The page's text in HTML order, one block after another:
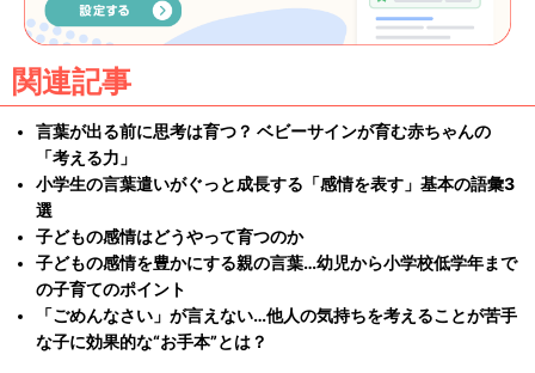
関連記事
言葉が出る前に思考は育つ？ ベビーサインが育む赤ちゃんの
「考える力」
小学生の言葉遣いがぐっと成長する「感情を表す」基本の語彙3
選
子どもの感情はどうやって育つのか
子どもの感情を豊かにする親の言葉…幼児から小学校低学年まで
の子育てのポイント
「ごめんなさい」が言えない…他人の気持ちを考えることが苦手
な子に効果的な“お手本”とは？